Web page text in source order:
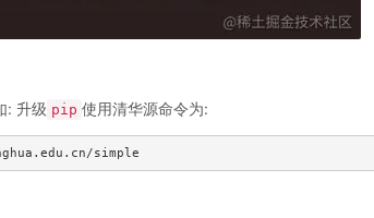
: 升级 pip 使用清华源命令为:
simple